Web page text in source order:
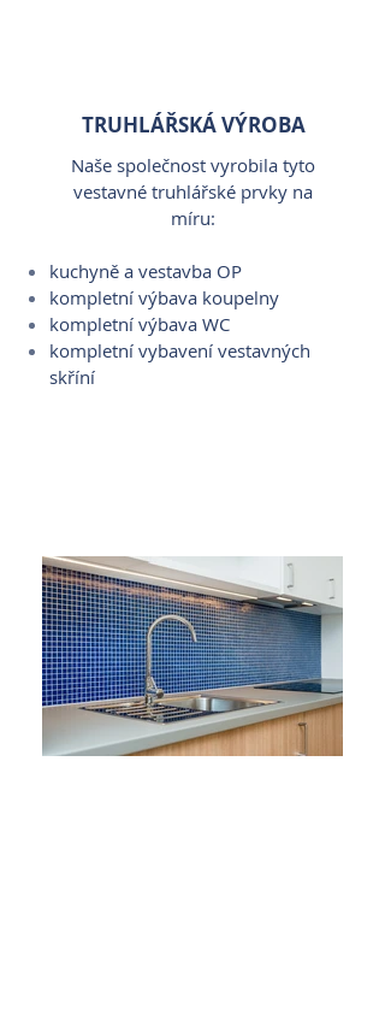
TRUHLÁŘSKÁ VÝROBA
Naše společnost vyrobila tyto
vestavné truhlářské prvky na
míru:
kuchyně a vestavba OP
kompletní výbava koupelny
kompletní výbava WC
kompletní vybavení vestavných
skříní